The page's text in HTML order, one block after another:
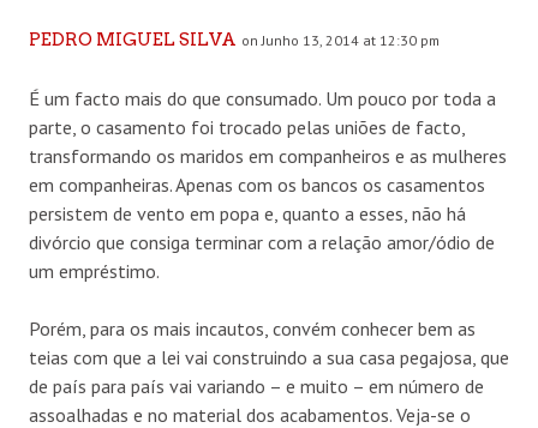
PEDRO MIGUEL SILVA on Junho 13, 2014 at 12:30 pm
É um facto mais do que consumado. Um pouco por toda a
parte, o casamento foi trocado pelas uniões de facto,
transformando os maridos em companheiros e as mulheres
em companheiras. Apenas com os bancos os casamentos
persistem de vento em popa e, quanto a esses, não há
divórcio que consiga terminar com a relação amor/ódio de
um empréstimo.
Porém, para os mais incautos, convém conhecer bem as
teias com que a lei vai construindo a sua casa pegajosa, que
de país para país vai variando – e muito – em número de
assoalhadas e no material dos acabamentos. Veja-se o